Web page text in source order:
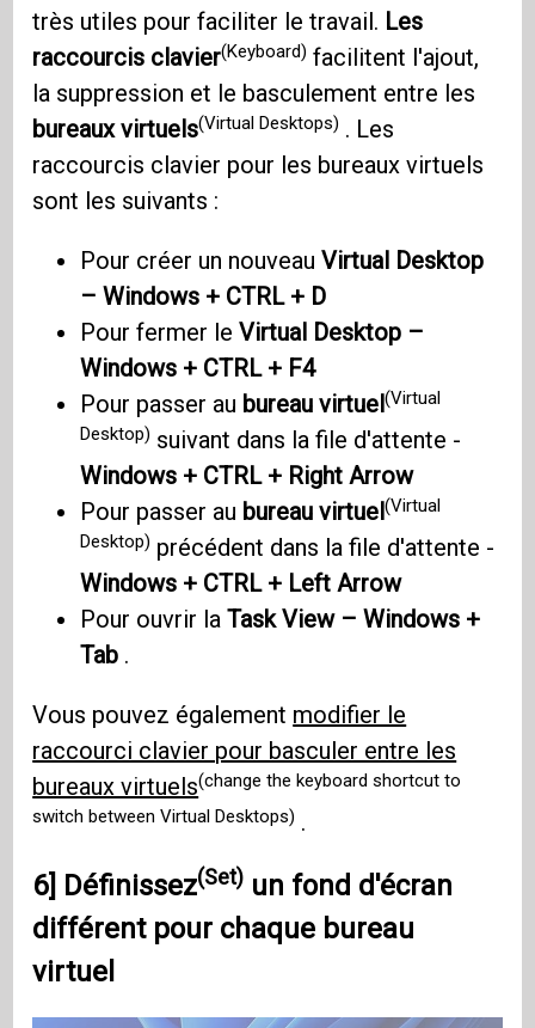
très utiles pour faciliter le travail. Les
raccourcis clavier(Keyboard) facilitent l'ajout,
la suppression et le basculement entre les
bureaux virtuels(Virtual Desktops) . Les
raccourcis clavier pour les bureaux virtuels
sont les suivants :
Pour créer un nouveauVirtual Desktop
– Windows + CTRL + D
Pour fermer leVirtual Desktop –
Windows + CTRL + F4
Pour passer au bureau virtuel(Virtual
Desktop) suivant dans la file d'attente -
Windows + CTRL + Right Arrow
Pour passer au bureau virtuel(Virtual
Desktop) précédent dans la file d'attente -
Windows + CTRL + Left Arrow
Pour ouvrir laTask View – Windows +
Tab .
Vous pouvez également modifier le
raccourci clavier pour basculer entre les
bureaux virtuels(change the keyboard shortcut to
switch between Virtual Desktops) .
6] Définissez(Set) un fond d'écran
différent pour chaque bureau
virtuel